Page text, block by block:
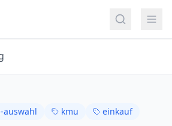
auswahl kmu einkauf